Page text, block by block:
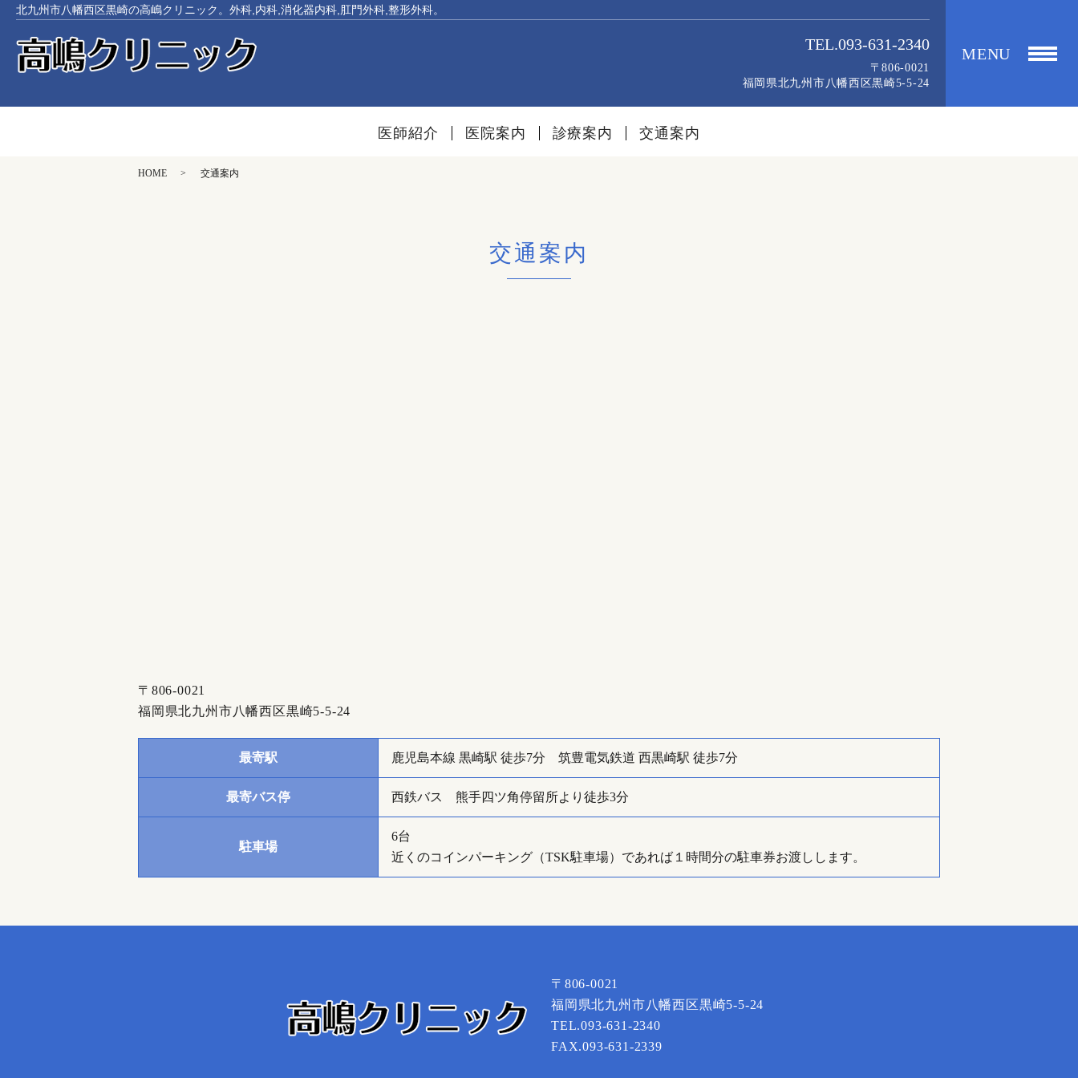
北九州市八幡西区黒崎の高嶋クリニック。外科,内科,消化器内科,肛門外科,整形外科。
TEL.093-631-2340
〒806-0021
福岡県北九州市八幡西区黒崎5-5-24
MENU
医師紹介 医院案内 診療案内 交通案内
HOME 交通案内
交通案内
〒806-0021
福岡県北九州市八幡西区黒崎5-5-24
最寄駅 鹿児島本線 黒崎駅 徒歩7分 筑豊電気鉄道 西黒崎駅 徒歩7分
最寄バス停 西鉄バス 熊手四ツ角停留所より徒歩3分
駐車場
6台
近くのコインパーキング（TSK駐車場）であれば１時間分の駐車券お渡しします。
〒806-0021
福岡県北九州市八幡西区黒崎5-5-24
TEL.093-631-2340
FAX.093-631-2339